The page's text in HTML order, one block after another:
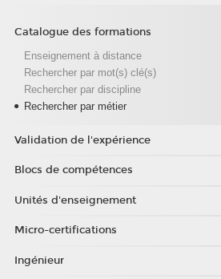
Catalogue des formations
Enseignement à distance
Rechercher par mot(s) clé(s)
Rechercher par discipline
Rechercher par métier
Validation de l'expérience
Blocs de compétences
Unités d'enseignement
Micro-certifications
Ingénieur